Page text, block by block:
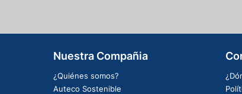
Nuestra Compañia
¿Quiénes somos?
Auteco Sostenible